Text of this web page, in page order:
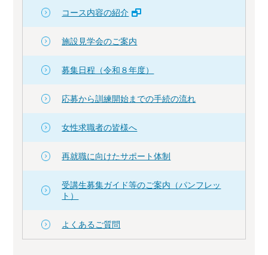
コース内容の紹介
施設見学会のご案内
募集日程（令和８年度）
応募から訓練開始までの手続の流れ
女性求職者の皆様へ
再就職に向けたサポート体制
受講生募集ガイド等のご案内（パンフレッ
ト）
よくあるご質問